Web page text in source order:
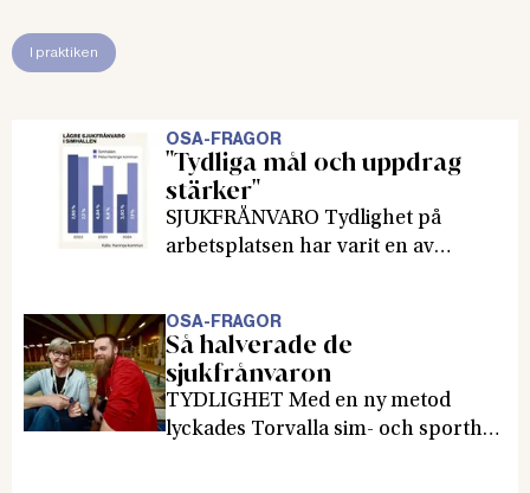
I praktiken
OSA-FRÅGOR
"Tydliga mål och uppdrag
stärker"
SJUKFRÅNVARO Tydlighet på
arbetsplatsen har varit en av
förklarar vad som varit viktigt när
de började arbeta med en ny metod
som halverade sjukfrånvaron i
simhallen.
OSA-FRÅGOR
Så halverade de
sjukfrånvaron
TYDLIGHET Med en ny metod
lyckades Torvalla sim- och sporthall